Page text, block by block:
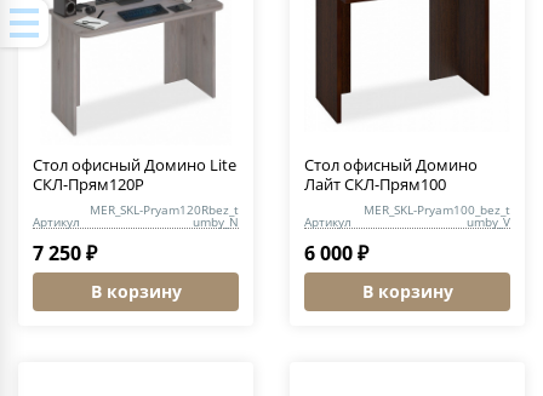
Стол офисный Домино Lite
СКЛ-Прям120Р
Артикул
MER_SKL-Pryam120Rbez_t
umby_N
7 250 ₽
В корзину
Стол офисный Домино
Лайт СКЛ-Прям100
Артикул
MER_SKL-Pryam100_bez_t
umby_V
6 000 ₽
В корзину